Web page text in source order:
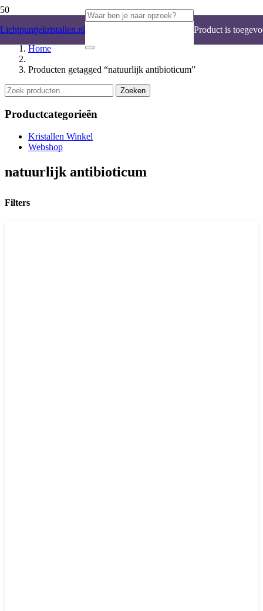
Lichtpuntjekristallen.nl Product is
Home
Producten getagged “natuurlijk antibioticum”
Zoeken
naar:
Zoeken
Productcategorieën
Kristallen Winkel
Webshop
natuurlijk antibioticum
Filters